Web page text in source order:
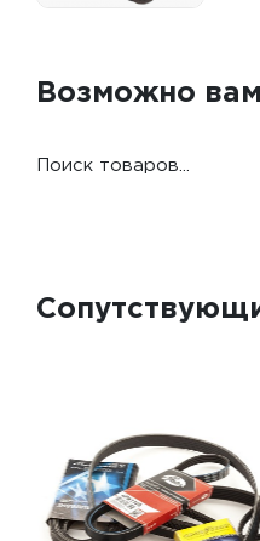
Возможно
Поиск товаров...